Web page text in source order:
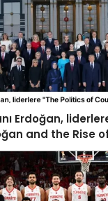
Erdoğan,
and the Rise of